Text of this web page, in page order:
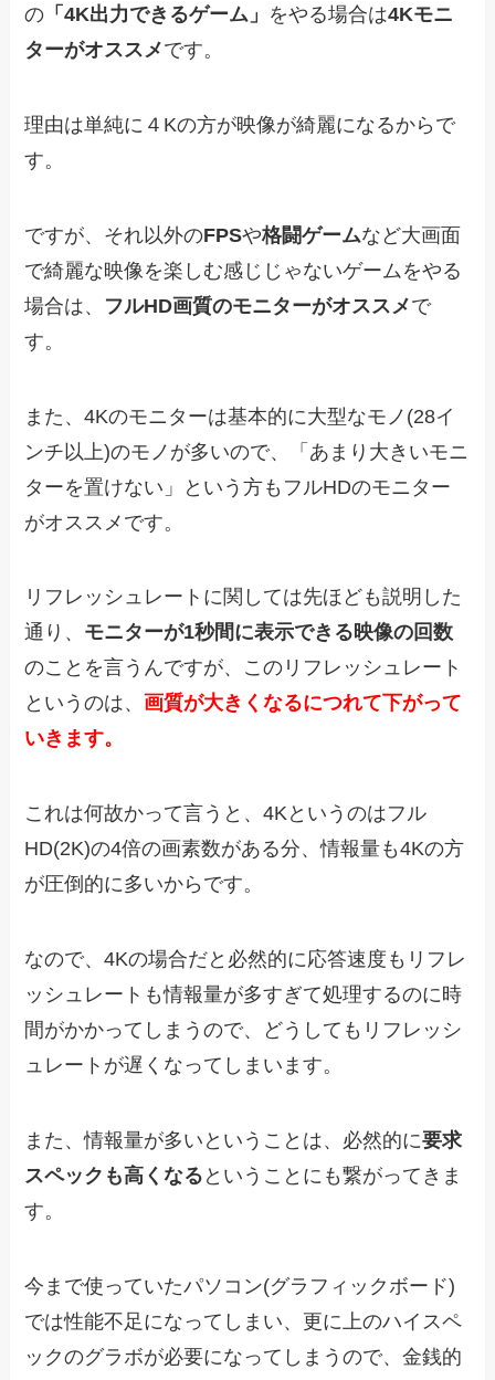
の 「4K出力できるゲーム」 をやる場合は4Kモニ
ターがオススメです。
理由は単純に４Kの方が映像が綺麗になるからで
す。
ですが、それ以外のFPSや格闘ゲームなど大画面
で綺麗な映像を楽しむ感じじゃないゲームをやる
場合は、 フルHD画質のモニターがオススメで
す。
また、4Kのモニターは基本的に大型なモノ(28イ
ンチ以上)のモノが多いので、「あまり大きいモニ
ターを置けない」という方もフルHDのモニター
がオススメです。
リフレッシュレートに関しては先ほども説明した
通り、 モニターが1秒間に表示できる映像の回数
のことを言うんですが、このリフレッシュレート
というのは、 画質が大きくなるにつれて下がって
いきます。
これは何故かって言うと、4Kというのはフル
HD(2K)の4倍の画素数がある分、情報量も4Kの方
が圧倒的に多いからです。
なので、4Kの場合だと必然的に応答速度もリフレ
ッシュレートも情報量が多すぎて処理するのに時
間がかかってしまうので、どうしてもリフレッシ
ュレートが遅くなってしまいます。
また、情報量が多いということは、必然的に要求
スペックも高くなる ということにも繋がってきま
す。
今まで使っていたパソコン(グラフィックボード)
では性能不足になってしまい、更に上のハイスペ
ックのグラボが必要になってしまうので、金銭的